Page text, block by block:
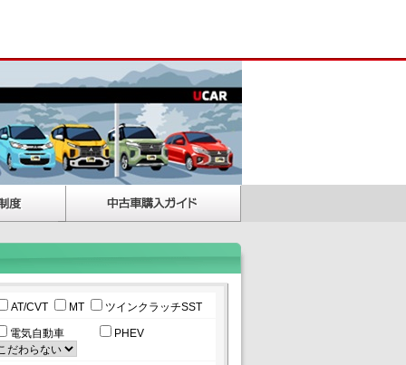
AT/CVT MT ツインクラッチSST
電気自動車 PHEV